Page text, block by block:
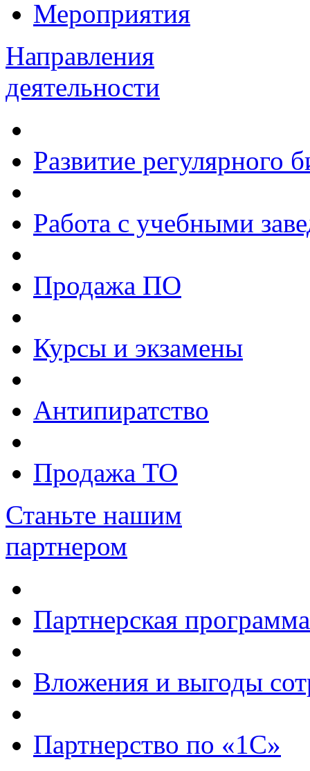
Мероприятия
Направления
деятельности
Развитие регулярного
Работа с учебными
Продажа ПО
Курсы и экзамены
Антипиратство
Продажа ТО
Станьте нашим
партнером
Партнерская программа
Вложения и выгоды
Партнерство по «1С»